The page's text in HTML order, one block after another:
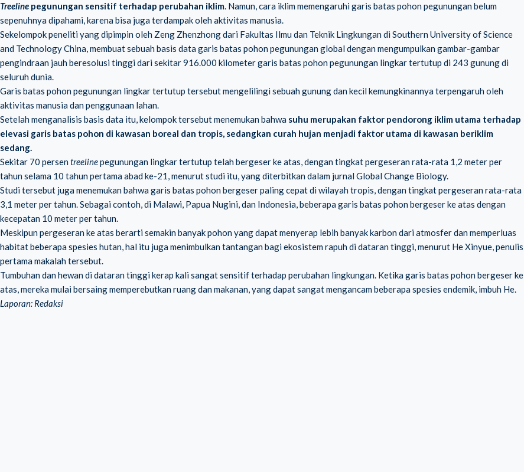
Treeline pegunungan sensitif terhadap perubahan iklim. Namun, cara iklim memengaruhi garis batas pohon pegunungan belum
sepenuhnya dipahami, karena bisa juga terdampak oleh aktivitas manusia.
Sekelompok peneliti yang dipimpin oleh Zeng Zhenzhong dari Fakultas Ilmu dan Teknik Lingkungan di Southern University of Science
and Technology China, membuat sebuah basis data garis batas pohon pegunungan global dengan mengumpulkan gambar-gambar
pengindraan jauh beresolusi tinggi dari sekitar 916.000 kilometer garis batas pohon pegunungan lingkar tertutup di 243 gunung di
seluruh dunia.
Garis batas pohon pegunungan lingkar tertutup tersebut mengelilingi sebuah gunung dan kecil kemungkinannya terpengaruh oleh
aktivitas manusia dan penggunaan lahan.
Setelah menganalisis basis data itu, kelompok tersebut menemukan bahwa suhu merupakan faktor pendorong iklim utama terhadap
elevasi garis batas pohon di kawasan boreal dan tropis, sedangkan curah hujan menjadi faktor utama di kawasan beriklim
sedang.
Sekitar 70 persentreelinepegunungan lingkar tertutup telah bergeser ke atas, dengan tingkat pergeseran rata-rata 1,2 meter per
tahun selama 10 tahun pertama abad ke-21, menurut studi itu, yang diterbitkan dalam jurnal Global Change Biology.
Studi tersebut juga menemukan bahwa garis batas pohon bergeser paling cepat di wilayah tropis, dengan tingkat pergeseran rata-rata
3,1 meter per tahun. Sebagai contoh, di Malawi, Papua Nugini, dan Indonesia, beberapa garis batas pohon bergeser ke atas dengan
kecepatan 10 meter per tahun.
Meskipun pergeseran ke atas berarti semakin banyak pohon yang dapat menyerap lebih banyak karbon dari atmosfer dan memperluas
habitat beberapa spesies hutan, hal itu juga menimbulkan tantangan bagi ekosistem rapuh di dataran tinggi, menurut He Xinyue, penulis
pertama makalah tersebut.
Tumbuhan dan hewan di dataran tinggi kerap kali sangat sensitif terhadap perubahan lingkungan. Ketika garis batas pohon bergeser ke
atas, mereka mulai bersaing memperebutkan ruang dan makanan, yang dapat sangat mengancam beberapa spesies endemik, imbuh He.
Laporan: Redaksi